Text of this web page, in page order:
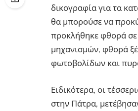
δικογραφία για τα
θα μπορούσε να
προκλήθηκε φθορά σε
μηχανισμών, φθορά
φωτοβολίδων και
Ειδικότερα, οι
στην Πάτρα,